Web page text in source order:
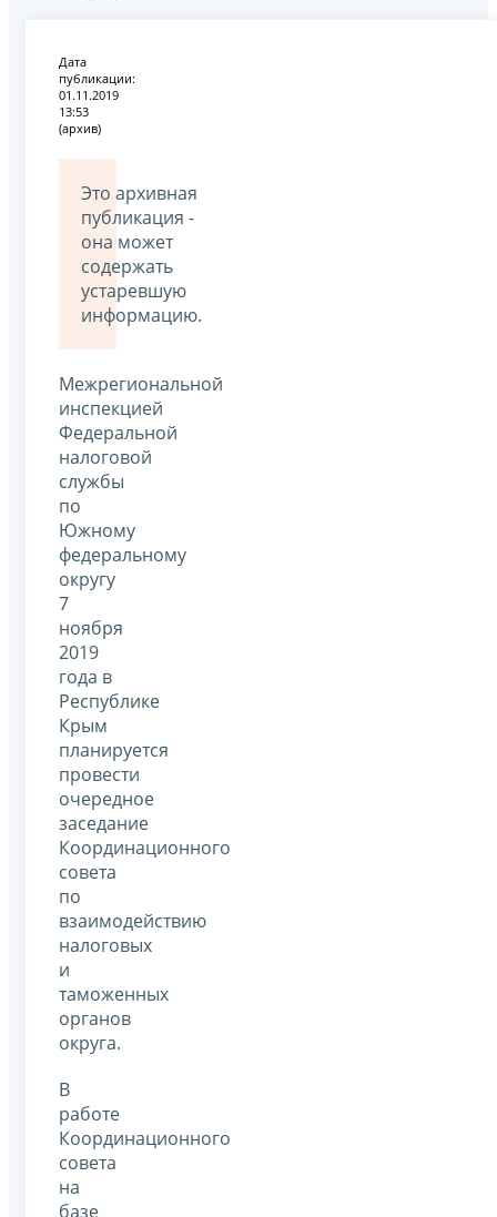
Дата
публикации:
01.11.2019
13:53
(архив)
Это архивная
публикация -
она может
содержать
устаревшую
информацию.
Межрегиональной
инспекцией
Федеральной
налоговой
службы
по
Южному
федеральному
округу
7
ноября
2019
года в
Республике
Крым
планируется
провести
очередное
заседание
Координационного
совета
по
взаимодействию
налоговых
и
таможенных
органов
округа.
В
работе
Координационного
совета
на
базе